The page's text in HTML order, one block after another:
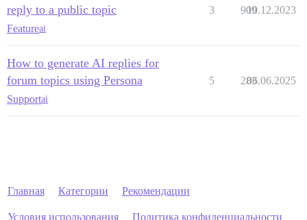
reply to a public topic
Featureai
3 909
10.12.2023
How to generate AI replies for
forum topics using Persona
Supportai
5 283
06.06.2025
Главная Категории Рекомендации
Условия использования Политика конфиденциальности